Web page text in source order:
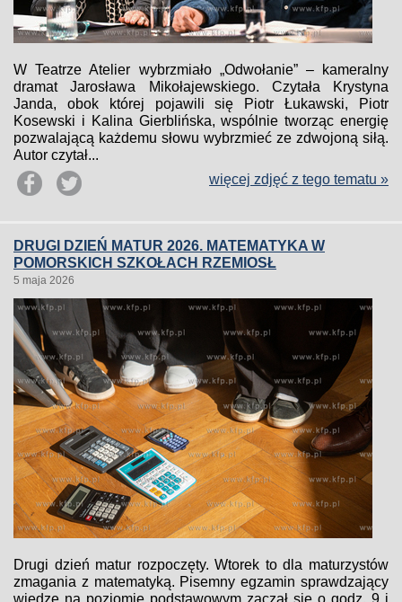
W Teatrze Atelier wybrzmiało „Odwołanie” – kameralny
dramat Jarosława Mikołajewskiego. Czytała Krystyna
Janda, obok której pojawili się Piotr Łukawski, Piotr
Kosewski i Kalina Gierblińska, wspólnie tworząc energię
pozwalającą każdemu słowu wybrzmieć ze zdwojoną siłą.
Autor czytał...
więcej zdjęć z tego tematu »
DRUGI DZIEŃ MATUR 2026. MATEMATYKA W
POMORSKICH SZKOŁACH RZEMIOSŁ
5 maja 2026
Drugi dzień matur rozpoczęty. Wtorek to dla maturzystów
zmagania z matematyką. Pisemny egzamin sprawdzający
wiedzę na poziomie podstawowym zaczął się o godz. 9 i